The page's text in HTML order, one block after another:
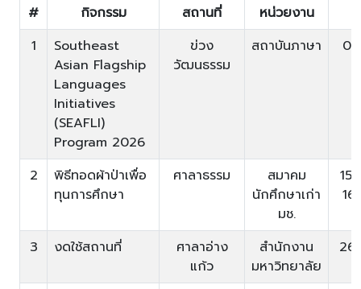
# กิจกรรม สถานที่
หน่วยงาน
1
Southeast
Asian Flagship
Languages
Initiatives
(SEAFLI)
Program 2026
ข่วง
วัฒนธรรม
สถาบันภาษา
2
พิธีทอดผ้าป่าเพื่อ
ทุนการศึกษา
ศาลาธรรม
สมาคม
นักศึกษาเก่า
มช.
3 งดใช้สถานที่
ศาลาอ่าง
แก้ว
สำนักงาน
มหาวิทยาลัย